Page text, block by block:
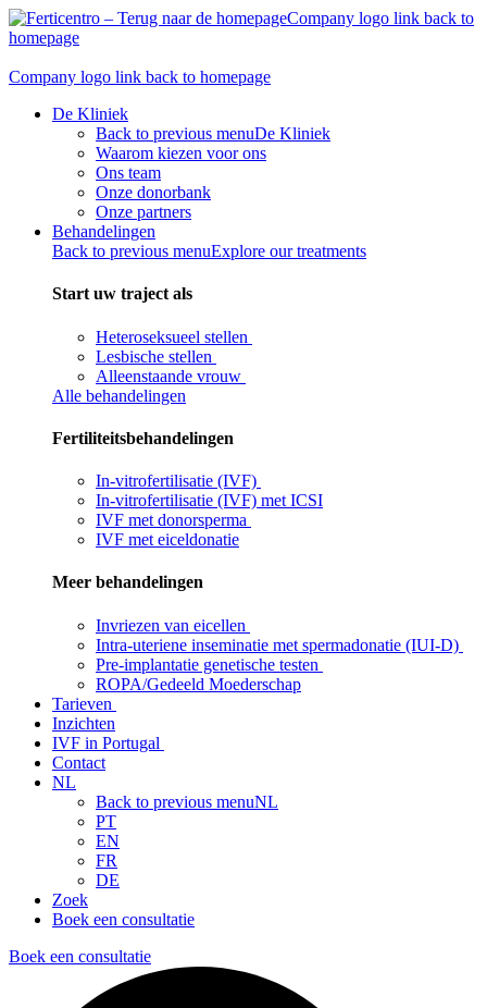
Skip
to
Company logo link back to
homepage
Company logo link back to homepage
De Kliniek
Back to previous menuDe Kliniek
Waarom kiezen voor ons
Ons team
Onze donorbank​
Onze partners
Behandelingen
Back to previous menuExplore our treatments
Start uw traject als
Heteroseksueel stellen
Lesbische stellen
Alleenstaande vrouw
Alle behandelingen
Fertiliteitsbehandelingen
In-vitrofertilisatie (IVF)
In-vitrofertilisatie (IVF) met ICSI
IVF met donorsperma
IVF met eiceldonatie
Meer behandelingen
Invriezen van eicellen
Intra-uteriene inseminatie met spermadonatie (IUI-D)
Pre-implantatie genetische testen
ROPA/Gedeeld Moederschap
Tarieven
Inzichten
IVF in Portugal
Contact
NL
Back to previous menuNL
PT
EN
FR
DE
Zoek
Boek een consultatie
Boek een consultatie